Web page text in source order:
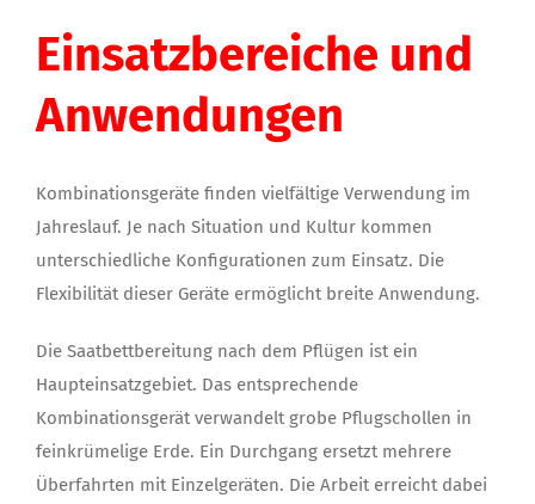
Einsatzbereiche und
Anwendungen
Kombinationsgeräte finden vielfältige Verwendung im
Jahreslauf. Je nach Situation und Kultur kommen
unterschiedliche Konfigurationen zum Einsatz. Die
Flexibilität dieser Geräte ermöglicht breite Anwendung.
Die Saatbettbereitung nach dem Pflügen ist ein
Haupteinsatzgebiet. Das entsprechende
Kombinationsgerät verwandelt grobe Pflugschollen in
feinkrümelige Erde. Ein Durchgang ersetzt mehrere
Überfahrten mit Einzelgeräten. Die Arbeit erreicht dabei